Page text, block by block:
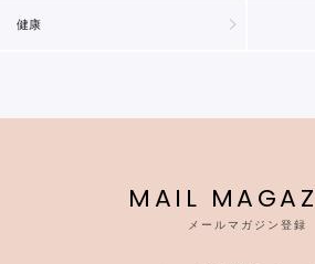
健康
MAIL
メールマガジン登録